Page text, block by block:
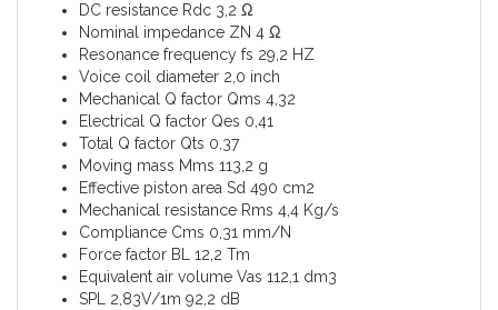
DC resistance Rdc 3,2 Ω
Nominal impedance ZN 4 Ω
Resonance frequency fs 29,2 HZ
Voice coil diameter 2,0 inch
Mechanical Q factor Qms 4,32
Electrical Q factor Qes 0,41
Total Q factor Qts 0,37
Moving mass Mms 113,2 g
Effective piston area Sd 490 cm2
Mechanical resistance Rms 4,4 Kg/s
Compliance Cms 0,31 mm/N
Force factor BL 12,2 Tm
Equivalent air volume Vas 112,1 dm3
SPL 2,83V/1m 92,2 dB